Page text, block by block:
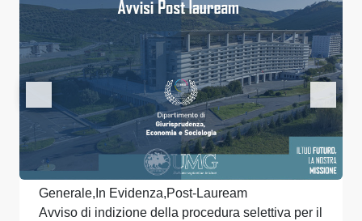
Generale,In Evidenza,Post-Lauream
Avviso di indizione della procedura selettiva per il